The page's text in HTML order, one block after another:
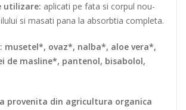
utilizare: aplicati pe fata si corpul nou-
si masati pana la absorbtia completa.
musetel*, ovaz*, nalba*, aloe vera*,
de masline*, pantenol, bisabolol,
provenita din agricultura organica